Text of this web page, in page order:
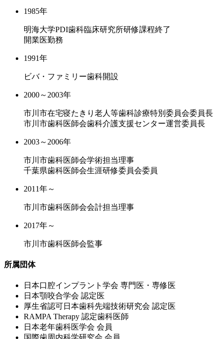
1985年
明海大学PDI歯科臨床研究所研修課程終了
開業医勤務
1991年
ビバ・ファミリー歯科開設
2000～2003年
市川市在宅寝たきり老人等歯科診療特別委員会委員長
市川市歯科医師会歯科介護支援センター運営委員長
2003～2006年
市川市歯科医師会学術担当理事
千葉県歯科医師会生涯研修委員会委員
2011年～
市川市歯科医師会会計担当理事
2017年～
市川市歯科医師会監事
所属団体
⽇本⼝腔インプラント学会 専⾨医・専修医
⽇本顎咬合学会 認定医
厚⽣省認可⽇本⻭科先端技術研究会 認定医
RAMPA Therapy 認定⻭科医師
⽇本⽼年⻭科医学会 会員